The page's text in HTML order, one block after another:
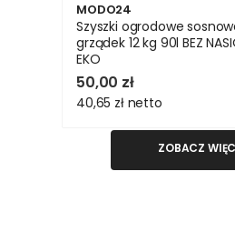
MODO24
Szyszki ogrodowe
grządek 12 kg 90l BEZ
EKO
50,00 zł
40,65 zł netto
ZOBACZ